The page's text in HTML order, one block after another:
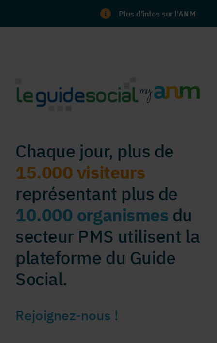
Plus d'infos sur l'ANM
Chaque jour, plus de
15.000 visiteurs
représentant plus de
10.000 organismes du
secteur PMS utilisent la
plateforme du Guide
Social.
Rejoignez-nous !